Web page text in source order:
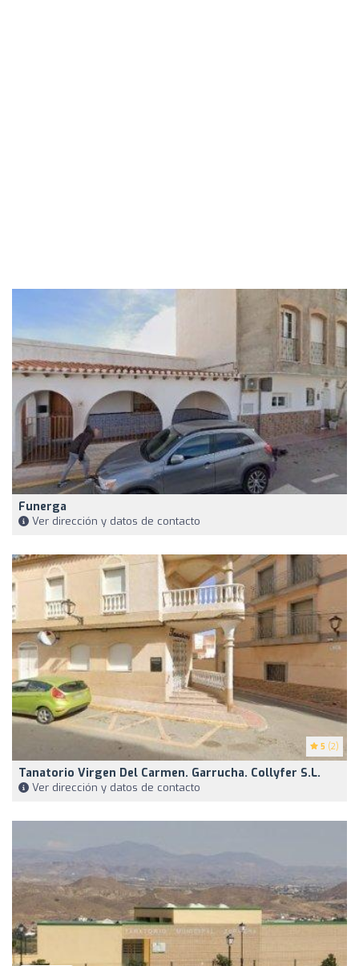
Funerga
Ver dirección y datos de contacto
5 (2)
Tanatorio Virgen Del Carmen. Garrucha. Collyfer S.L.
Ver dirección y datos de contacto